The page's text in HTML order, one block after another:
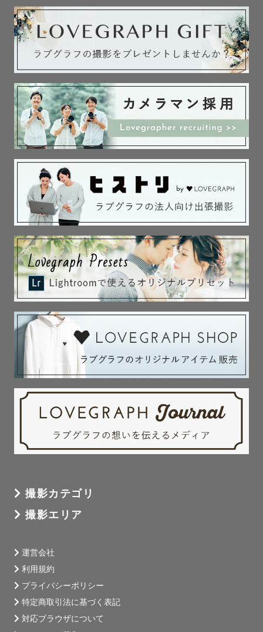
撮影カテゴリ
撮影エリア
運営会社
利用規約
プライバシーポリシー
特定商取引法に基づく表記
対応ブラウザについて